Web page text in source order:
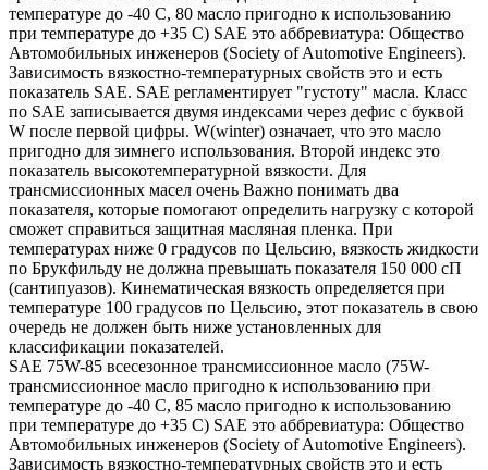
температуре до -40 С, 80 масло пригодно к использованию
при температуре до +35 С) SAE это аббревиатура: Общество
Автомобильных инженеров (Society of Automotive Engineers).
Зависимость вязкостно-температурных свойств это и есть
показатель SAE. SAE регламентирует "густоту" масла. Класс
по SAE записывается двумя индексами через дефис с буквой
W после первой цифры. W(winter) означает, что это масло
пригодно для зимнего использования. Второй индекс это
показатель высокотемпературной вязкости. Для
трансмиссионных масел очень Важно понимать два
показателя, которые помогают определить нагрузку с которой
сможет справиться защитная масляная пленка. При
температурах ниже 0 градусов по Цельсию, вязкость жидкости
по Брукфильду не должна превышать показателя 150 000 сП
(сантипуазов). Кинематическая вязкость определяется при
температуре 100 градусов по Цельсию, этот показатель в свою
очередь не должен быть ниже установленных для
классификации показателей.
SAE 75W-85 всесезонное трансмиссионное масло (75W-
трансмиссионное масло пригодно к использованию при
температуре до -40 С, 85 масло пригодно к использованию
при температуре до +35 С) SAE это аббревиатура: Общество
Автомобильных инженеров (Society of Automotive Engineers).
Зависимость вязкостно-температурных свойств это и есть